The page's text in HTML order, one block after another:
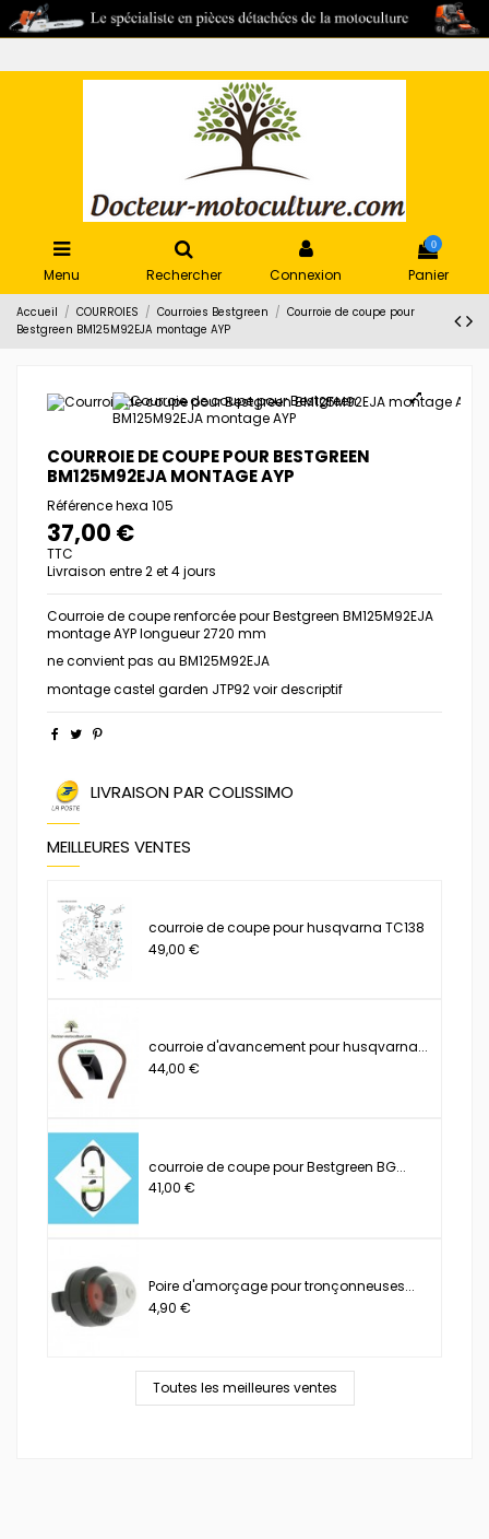
Menu Rechercher Connexion
0
Panier
Accueil COURROIES Courroies Bestgreen
Courroie de coupe pour
Bestgreen BM125M92EJA montage AYP
COURROIE DE COUPE POUR BESTGREEN
BM125M92EJA MONTAGE AYP
Référencehexa 105
37,00 €
TTC
Livraison entre 2 et 4 jours
Courroie de coupe renforcée pour Bestgreen BM125M92EJA
montage AYP longueur 2720 mm
ne convient pas au BM125M92EJA
montage castel garden JTP92 voir descriptif
LIVRAISON PAR COLISSIMO
MEILLEURES VENTES
courroie de coupe pour husqvarna TC138
49,00 €
courroie d'avancement pour husqvarna...
44,00 €
courroie de coupe pour Bestgreen BG...
41,00 €
Poire d'amorçage pour tronçonneuses...
4,90 €
Toutes les meilleures ventes